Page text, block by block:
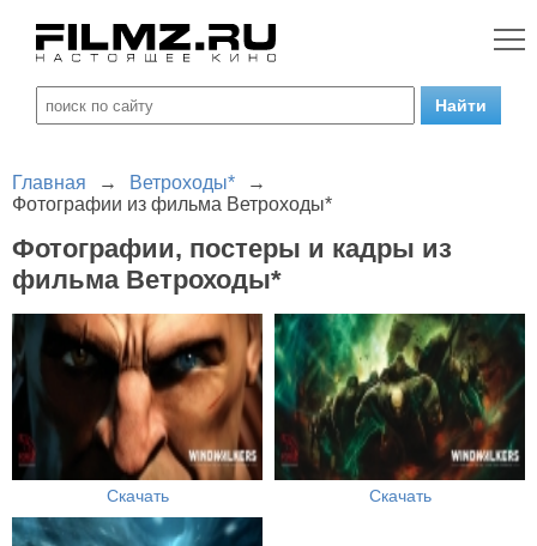
Главная → Ветроходы*
→
Фотографии из фильма Ветроходы*
Фотографии, постеры и кадры из
фильма Ветроходы*
Скачать Скачать